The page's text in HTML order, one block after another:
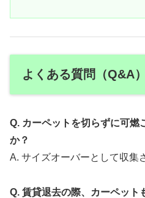
よくある質問（Q&A）
Q. カーペットを切らずに可燃
か？
A. サイズオーバーとして収集
Q. 賃貸退去の際、カーペット